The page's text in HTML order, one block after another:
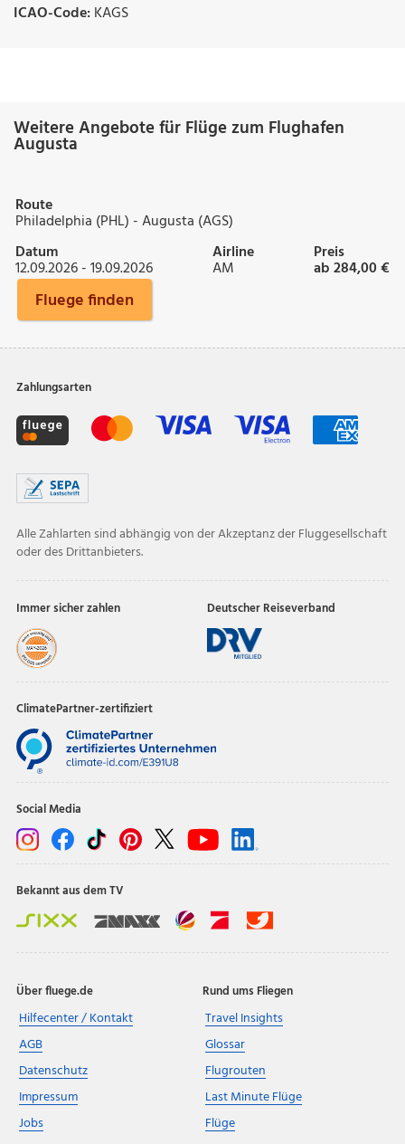
ICAO-Code:KAGS
Weitere Angebote für Flüge zum Flughafen
Augusta
Route
Philadelphia (PHL) - Augusta (AGS)
Datum
12.09.2026 - 19.09.2026
Airline
AM
Preis
ab 284,00 €
Fluege finden